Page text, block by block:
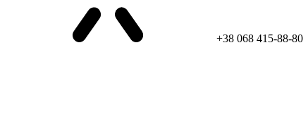
+38 068 415-88-80